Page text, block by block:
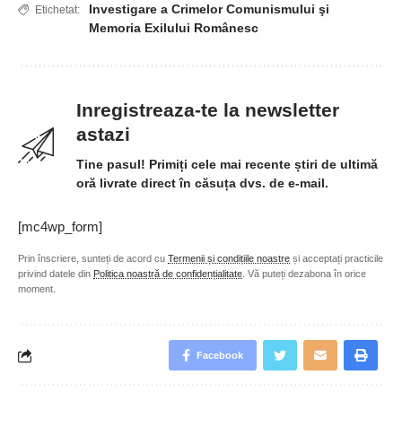
Etichetat:
Investigare a Crimelor Comunismului şi
Memoria Exilului Românesc
Inregistreaza-te la newsletter
astazi
Tine pasul! Primiți cele mai recente știri de ultimă
oră livrate direct în căsuța dvs. de e-mail.
[mc4wp_form]
Prin înscriere, sunteți de acord cu Termenii și condițiile noastre și acceptați practicile
privind datele din Politica noastră de confidențialitate . Vă puteți dezabona în orice
moment.
Facebook